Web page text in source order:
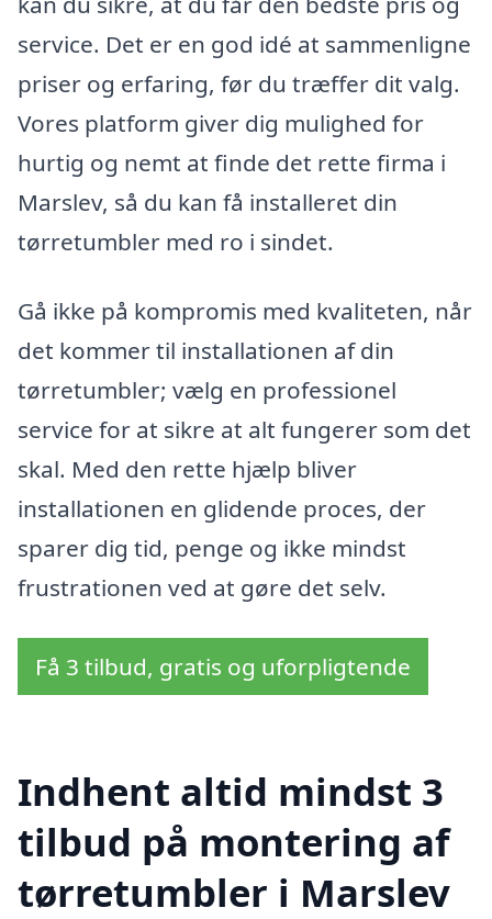
service. Det er en god idé at sammenligne
priser og erfaring, før du træffer dit valg.
Vores platform giver dig mulighed for
hurtig og nemt at finde det rette firma i
Marslev, så du kan få installeret din
tørretumbler med ro i sindet.
Gå ikke på kompromis med kvaliteten, når
det kommer til installationen af din
tørretumbler; vælg en professionel
service for at sikre at alt fungerer som det
skal. Med den rette hjælp bliver
installationen en glidende proces, der
sparer dig tid, penge og ikke mindst
frustrationen ved at gøre det selv.
Få 3 tilbud, gratis og uforpligtende
Indhent altid mindst 3
tilbud på montering af
tørretumbler i Marslev